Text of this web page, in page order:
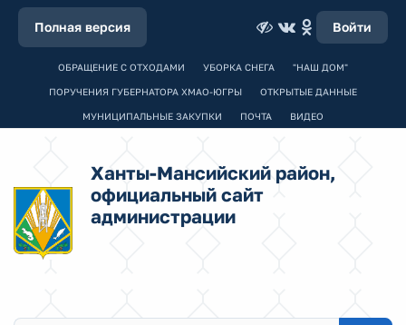
Полная версия Войти
ОБРАЩЕНИЕ С ОТХОДАМИ УБОРКА СНЕГА "НАШ ДОМ"
ПОРУЧЕНИЯ ГУБЕРНАТОРА ХМАО-ЮГРЫ ОТКРЫТЫЕ ДАННЫЕ
МУНИЦИПАЛЬНЫЕ ЗАКУПКИ ПОЧТА ВИДЕО
Ханты-Мансийский район,
официальный сайт
администрации